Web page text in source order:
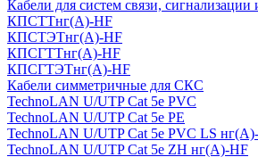
Кабели для систем связи,
КПСТТнг(A)-HF
КПСТЭТнг(A)-HF
КПСГТТнг(A)-HF
КПСГТЭТнг(A)-HF
Кабели симметричные для СКС
TechnoLAN U/UTP Cat 5e PVC
TechnoLAN U/UTP Cat 5e PE
TechnoLAN U/UTP Cat 5e PVC LS
TechnoLAN U/UTP Cat 5e ZH нг(A)-HF